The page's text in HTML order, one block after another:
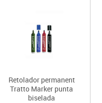
Retolador permanent
Tratto Marker punta
biselada